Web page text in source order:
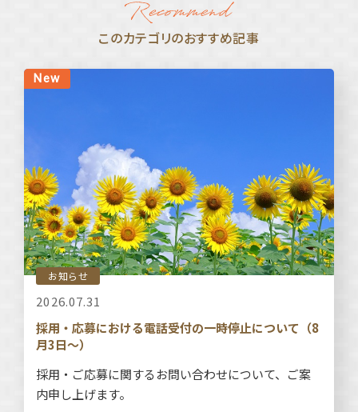
このカテゴリのおすすめ記事
お知らせ
2026.07.31
採用・応募における電話受付の一時停止について（8
月3日～）
採用・ご応募に関するお問い合わせについて、ご案
内申し上げます。